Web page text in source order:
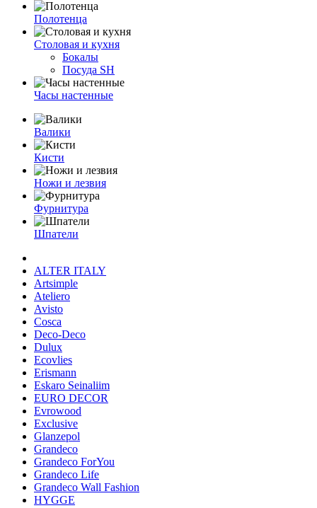
Полотенца
Столовая и кухня
Бокалы
Посуда SH
Часы настенные
Валики
Кисти
Ножи и лезвия
Фурнитура
Шпатели
ALTER ITALY
Artsimple
Ateliero
Avisto
Cosca
Deco-Deco
Dulux
Ecovlies
Erismann
Eskaro Seinaliim
EURO DECOR
Evrowood
Exclusive
Glanzepol
Grandeco
Grandeco ForYou
Grandeco Life
Grandeco Wall Fashion
HYGGE